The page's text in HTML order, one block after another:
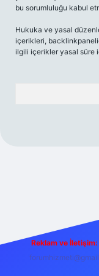
bu sorumluluğu kabul
Hukuka ve yasal
içerikleri,
ilgili içerikler yasal süre
Reklam ve İletişim: